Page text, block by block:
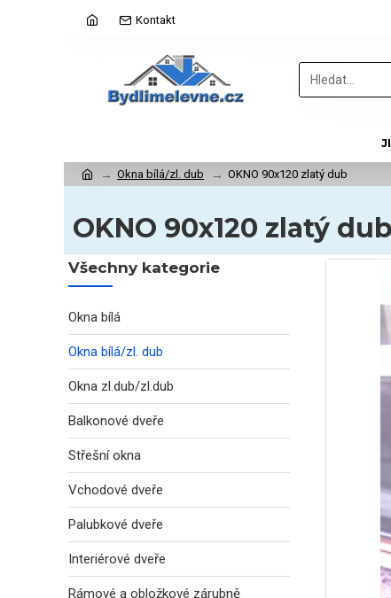
Kontakt
Okna bílá/zl. dub OKNO 90x120 zlatý dub
OKNO 90x120 zlatý dub
Všechny kategorie
Okna bílá
Okna bílá/zl. dub
Okna zl.dub/zl.dub
Balkonové dveře
Střešní okna
Vchodové dveře
Palubkové dveře
Interiérové dveře
Rámové a obložkové zárubně